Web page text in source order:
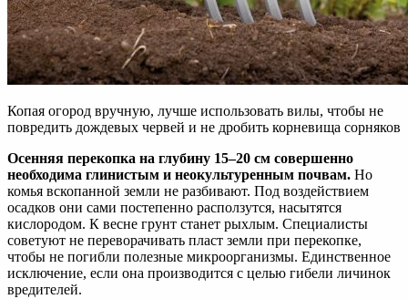
Копая огород вручную, лучше использовать вилы, чтобы не
повредить дождевых червей и не дробить корневища сорняков
Осенняя перекопка на глубину 15–20 см совершенно
необходима глинистым и неокультуренным почвам. Но
комья вскопанной земли не разбивают. Под воздействием
осадков они сами постепенно расползутся, насытятся
кислородом. К весне грунт станет рыхлым. Специалисты
советуют не переворачивать пласт земли при перекопке,
чтобы не погибли полезные микроорганизмы. Единственное
исключение, если она производится с целью гибели личинок
вредителей.